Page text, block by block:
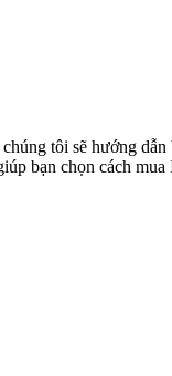
tôi sẽ hướng
bạn chọn cách